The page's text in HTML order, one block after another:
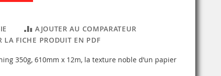
AJOUTER AU COMPARATEUR
LA FICHE PRODUIT EN PDF
350g, 610mm x 12m, la texture noble d’un papier